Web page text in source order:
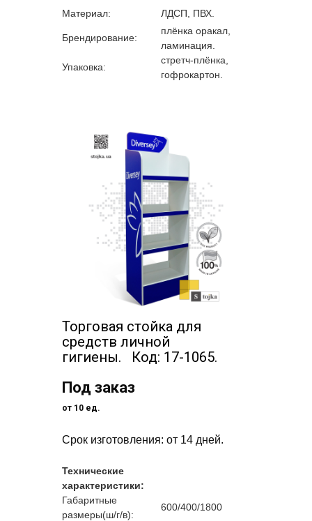
Материал:
ЛДСП, ПВХ.
Брендирование:
плёнка оракал,
ламинация.
Упаковка:
стретч-плёнка,
гофрокартон.
Торговая стойка для
средств личной
гигиены. Код: 17-1065.
Под заказ
от 10 ед.
Срок изготовления: от 14 дней.
Технические
характеристики:
Габаритные
размеры(ш/г/в):
600/400/1800